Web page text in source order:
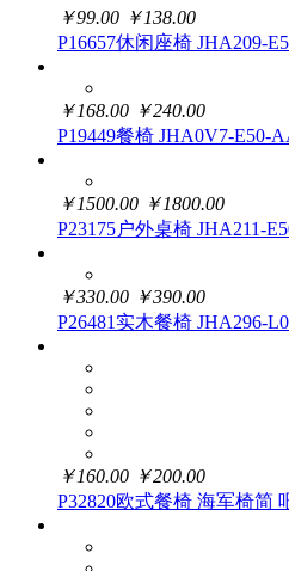
￥99.00 ￥138.00
P16657休闲座椅 JHA209-
￥168.00 ￥240.00
P19449餐椅 JHA0V7-E50-
￥1500.00 ￥1800.00
P23175户外桌椅 JHA211-
￥330.00 ￥390.00
P26481实木餐椅 JHA296-
￥160.00 ￥200.00
P32820欧式餐椅 海军椅简